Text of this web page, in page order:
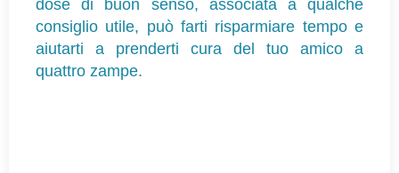
dose di buon senso, associata a qualche
consiglio utile, può farti risparmiare tempo e
aiutarti a prenderti cura del tuo amico a
quattro zampe.